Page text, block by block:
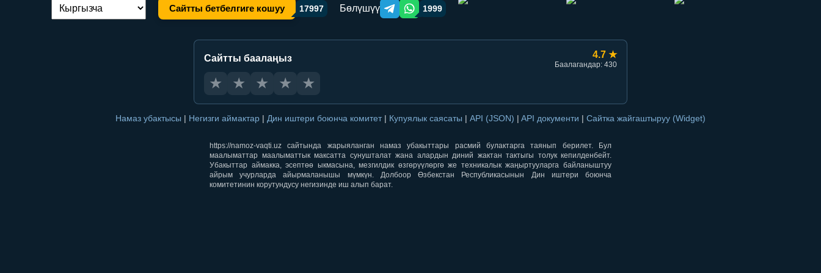
Тилди алмаштыруу: Сайтты бетбелгиге кошуу 17997 Бөлүшүү Telegram orqali ulashish
WhatsApp orqali ulashish
1999
Сайтты баалаңыз 4.7 ★
Баалагандар: 430
★ ★ ★ ★ ★
Намаз убактысы | Негизги аймактар | Дин иштери боюнча комитет | Купуялык саясаты | API (JSON) | API документи | Сайтка жайгаштыруу (Widget)
https://namoz-vaqti.uz сайтында жарыяланган намаз убакыттары расмий булактарга таянып берилет. Бул
маалыматтар маалыматтык максатта сунушталат жана алардын диний жактан тактыгы толук кепилденбейт.
Убакыттар аймакка, эсептөө ыкмасына, мезгилдик өзгөрүүлөргө же техникалык жаңыртууларга байланыштуу
айрым учурларда айырмаланышы мүмкүн. Долбоор Өзбекстан Республикасынын Дин иштери боюнча
комитетинин корутундусу негизинде иш алып барат.